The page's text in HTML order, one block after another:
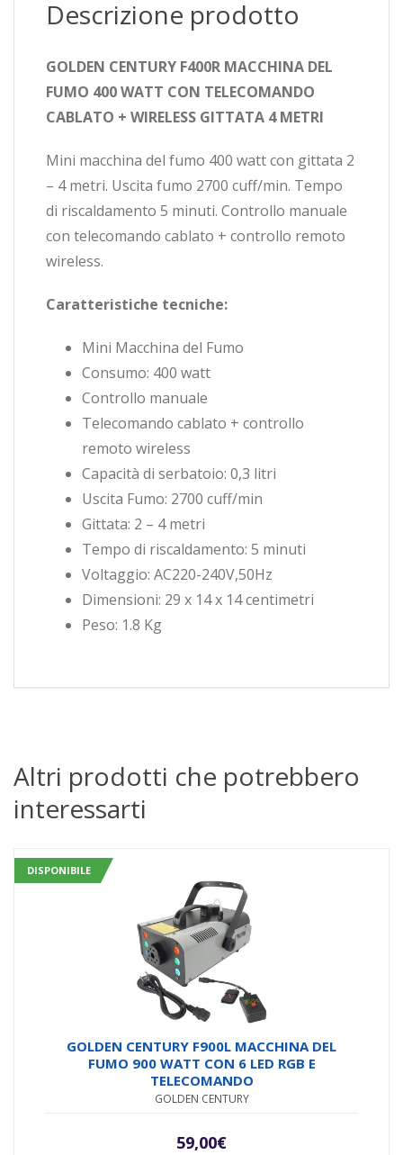
Descrizione prodotto
GOLDEN CENTURY F400R MACCHINA DEL
FUMO 400 WATT CON TELECOMANDO
CABLATO + WIRELESS GITTATA 4 METRI
Mini macchina del fumo 400 watt con gittata 2
– 4 metri. Uscita fumo 2700 cuff/min. Tempo
di riscaldamento 5 minuti. Controllo manuale
con telecomando cablato + controllo remoto
wireless.
Caratteristiche tecniche:
Mini Macchina del Fumo
Consumo: 400 watt
Controllo manuale
Telecomando cablato + controllo
remoto wireless
Capacità di serbatoio: 0,3 litri
Uscita Fumo: 2700 cuff/min
Gittata: 2 – 4 metri
Tempo di riscaldamento: 5 minuti
Voltaggio: AC220-240V,50Hz
Dimensioni: 29 x 14 x 14 centimetri
Peso: 1.8 Kg
Altri prodotti che potrebbero
interessarti
DISPONIBILE
GOLDEN CENTURY F900L MACCHINA DEL
FUMO 900 WATT CON 6 LED RGB E
TELECOMANDO
GOLDEN CENTURY
59,00€